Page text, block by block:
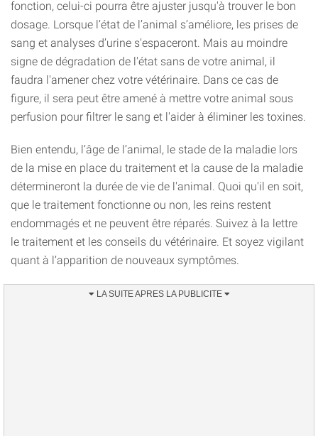
fonction, celui-ci pourra être ajuster jusqu'à trouver le bon
dosage. Lorsque l’état de l’animal s’améliore, les prises de
sang et analyses d’urine s'espaceront. Mais au moindre
signe de dégradation de l'état sans de votre animal, il
faudra l'amener chez votre vétérinaire. Dans ce cas de
figure, il sera peut être amené à mettre votre animal sous
perfusion pour filtrer le sang et l'aider à éliminer les toxines.
Bien entendu, l’âge de l’animal, le stade de la maladie lors
de la mise en place du traitement et la cause de la maladie
détermineront la durée de vie de l'animal. Quoi qu'il en soit,
que le traitement fonctionne ou non, les reins restent
endommagés et ne peuvent être réparés. Suivez à la lettre
le traitement et les conseils du vétérinaire. Et soyez vigilant
quant à l’apparition de nouveaux symptômes.